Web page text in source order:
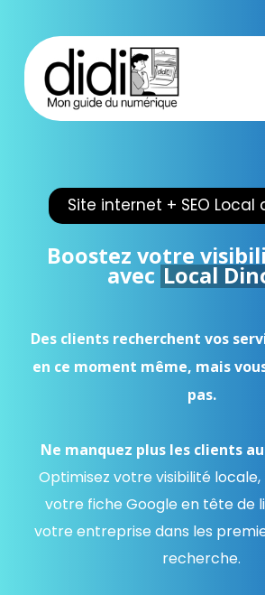
main
content
Site internet + SEO
Boostez votre
avec Local
Des clients recherchent vos
en ce moment même, mais
pas.
Ne manquez plus les clients
Optimisez votre visibilité
votre fiche Google en tête de
votre entreprise dans les
recherche.